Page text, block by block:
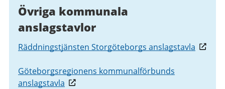
Övriga kommunala
anslagstavlor
Räddningstjänsten Storgöteborgs anslagstavla
Göteborgsregionens kommunalförbunds
anslagstavla